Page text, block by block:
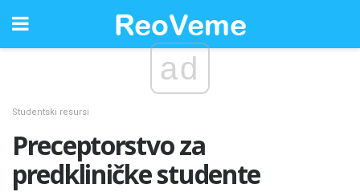
ad
Studentski resursi
Preceptorstvo za
predkliničke studente